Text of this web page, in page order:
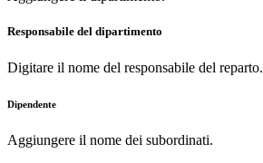
Responsabile del dipartimento
Digitare il nome del responsabile del reparto.
Dipendente
Aggiungere il nome dei subordinati.